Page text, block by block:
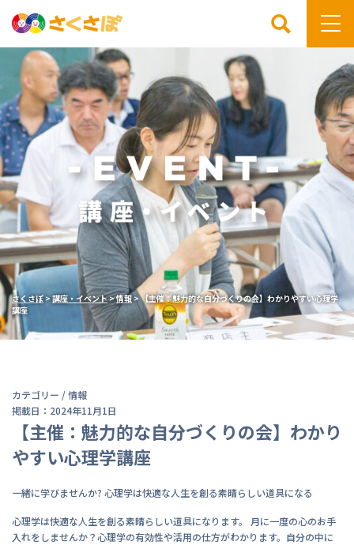
検索
さくさぽ>講座・イベント>情報>【主催：魅力的な自分づくりの会】わかりやすい心理学
講座
カテゴリー /情報
掲載日：2024年11月1日
【主催：魅力的な自分づくりの会】わかり
やすい心理学講座
一緒に学びませんか? 心理学は快適な人生を創る素晴らしい道具になる
心理学は快適な人生を創る素晴らしい道具になります。 月に一度の心のお手
入れをしませんか？心理学の有効性や活用の仕方がわかります。自分の中に